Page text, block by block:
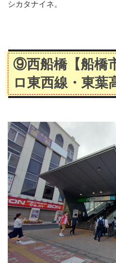
シカタナイネ。
⑨西船橋【船橋
ロ東西線・東葉